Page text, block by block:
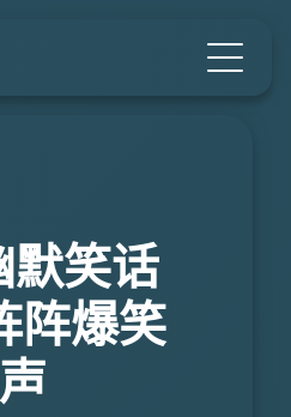
默笑话
阵爆笑
声